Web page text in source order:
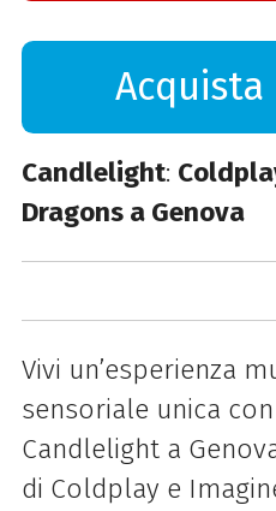
Candlelight:
Dragons a Genova
Vivi un’esperienza
sensoriale unica
Candlelight a
di Coldplay e